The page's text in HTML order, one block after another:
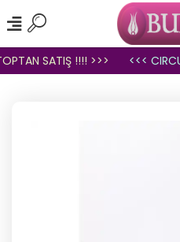
SATIŞ !!!! >>> <<<